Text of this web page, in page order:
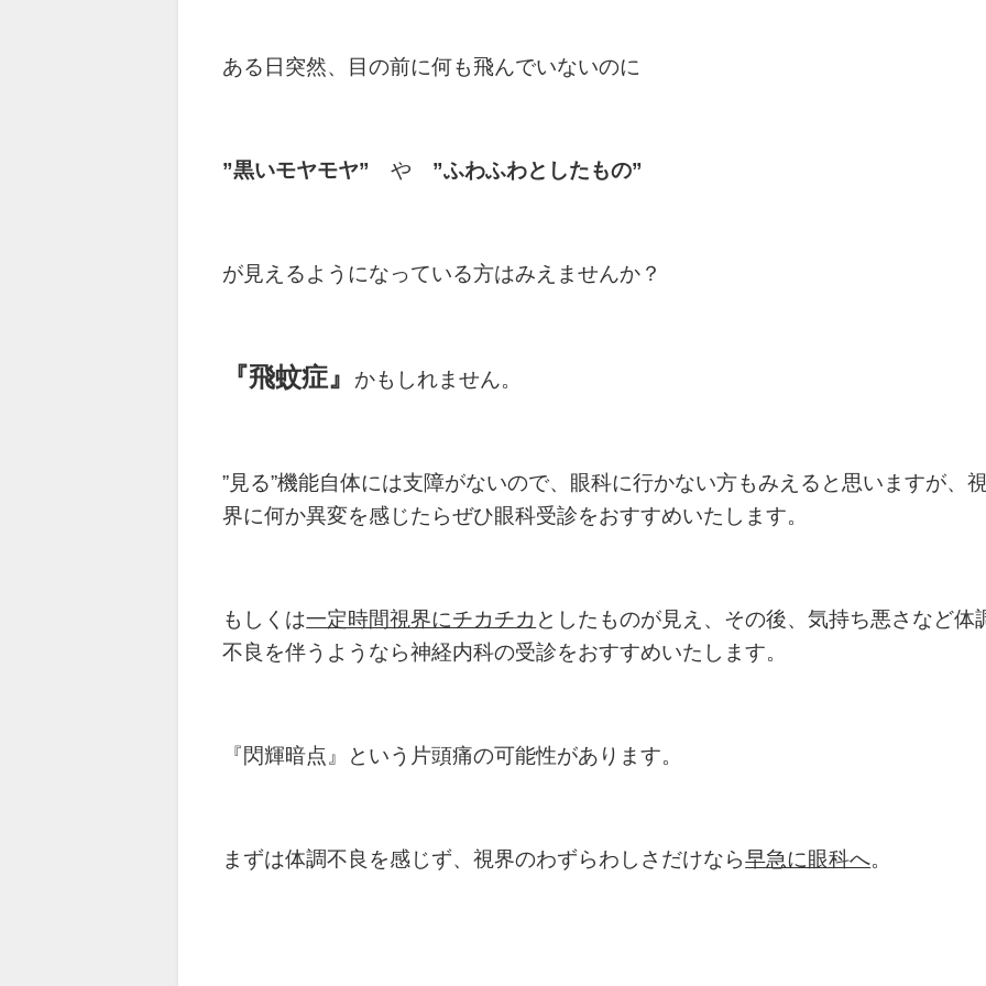
ある日突然、目の前に何も飛んでいないのに
”黒いモヤモヤ” や ”ふわふわとしたもの”
が見えるようになっている方はみえませんか？
『飛蚊症』 かもしれません。
”見る”機能自体には支障がないので、眼科に行かない方もみえると思いますが、
界に何か異変を感じたらぜひ眼科受診をおすすめいたします。
もしくは一定時間視界にチカチカ としたものが見え、その後、気持ち悪さなど体
不良を伴うようなら神経内科の受診をおすすめいたします。
『閃輝暗点』という片頭痛の可能性があります。
まずは体調不良を感じず、視界のわずらわしさだけなら早急に眼科へ。